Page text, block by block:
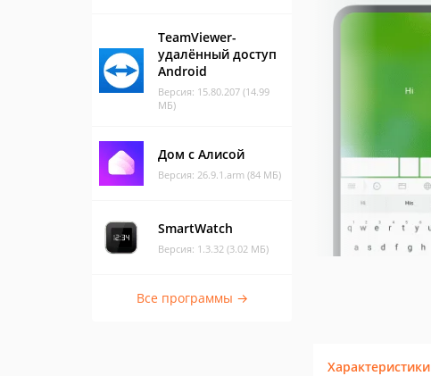
TeamViewer-
удалённый доступ
Android
Версия: 15.80.207 (14.99
МБ)
Дом с Алисой
Версия: 26.9.1.arm (84 МБ)
SmartWatch
Версия: 1.3.32 (3.02 МБ)
Все программы →
Характеристики